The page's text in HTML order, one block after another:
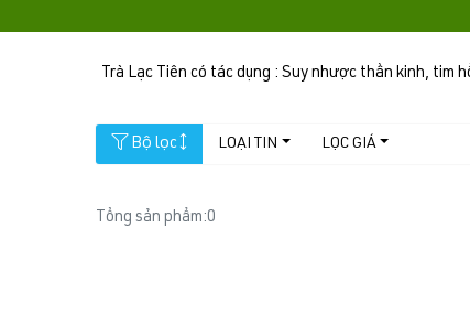
Trà Lạc Tiên có tác dụng : Suy nhược thần kinh,
Bộ lọc LOẠI TIN LỌC GIÁ
Tổng sản phẩm:0